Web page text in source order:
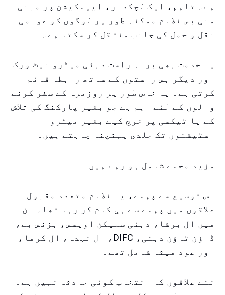
ہے۔ تاہم، ایک لچکدار، ایپلکیشن پر مبنی
منی بس نظام ممکنہ طور پر لوگوں کو عوامی
نقل و حمل کی جانب منتقل کر سکتا ہے۔
یہ خدمت بھی براہ راست دبئی میٹرو نیٹ ورک
اور دیگر بس راستوں کے ساتھ رابطہ قائم
کرتی ہے۔ یہ خاص طور پر روزمرہ کے سفر کرنے
والوں کے لئے اہم ہے جو بغیر پارکنگ کی تلاش
کے یا ٹیکسی پر خرچ کیے بغیر میٹرو
اسٹیشنوں تک جلدی پہنچنا چاہتے ہیں۔
مزید محلے شامل ہو رہے ہیں
اس توسیع سے پہلے، یہ نظام متعدد مقبول
علاقوں میں پہلے سے ہی کام کر رہا تھا۔ ان
میں ال برشا، دبئی سلیکن اویسس، بزنس بے،
ڈاؤن ٹاؤن دبئی، DIFC، ال نہدہ، ال کرما،
اور عود میثہ شامل تھے۔
نئے علاقوں کا انتخاب کوئی حادثہ نہیں ہے۔